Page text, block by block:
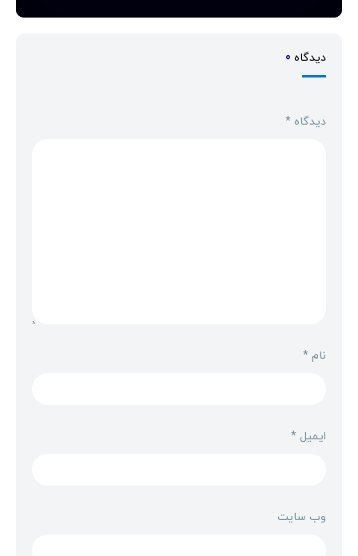
دیدگاه 0
دیدگاه *
نام*
ایمیل *
وب‌ سایت